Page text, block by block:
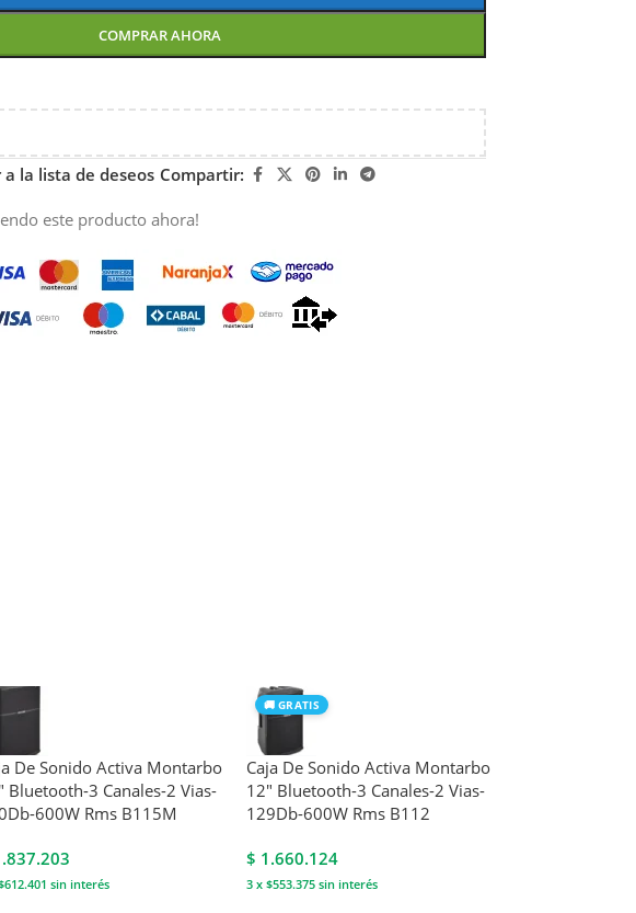
COMPRAR AHORA
la lista de deseos Compartir:
este producto ahora!
De Sonido Activa Montarbo
Bluetooth-3 Canales-2 Vias-
600W Rms B115M
sin interés
🚚 GRATIS
Caja De Sonido Activa Montarbo
12″ Bluetooth-3 Canales-2 Vias-
129Db-600W Rms B112
$ 1.660.124
3 x $553.375sin interés